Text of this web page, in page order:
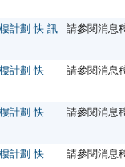
計劃 快 訊
請參閱消息
計劃 快
請參閱消息
計劃 快
請參閱消息
計劃 快
請參閱消息